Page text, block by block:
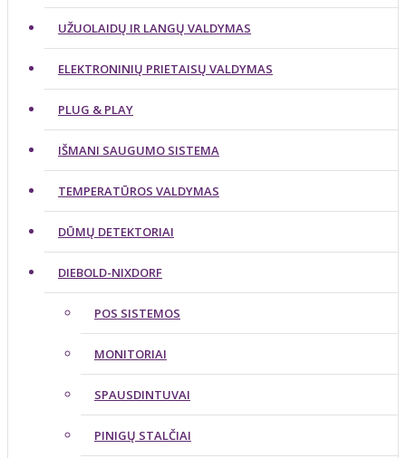
UŽUOLAIDŲ IR LANGŲ VALDYMAS
ELEKTRONINIŲ PRIETAISŲ VALDYMAS
PLUG & PLAY
IŠMANI SAUGUMO SISTEMA
TEMPERATŪROS VALDYMAS
DŪMŲ DETEKTORIAI
DIEBOLD-NIXDORF
POS SISTEMOS
MONITORIAI
SPAUSDINTUVAI
PINIGŲ STALČIAI